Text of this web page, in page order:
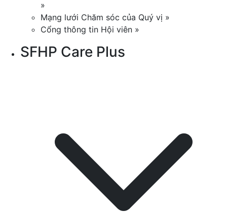
»
Mạng lưới Chăm sóc của Quý vị »
Cổng thông tin Hội viên »
SFHP Care Plus